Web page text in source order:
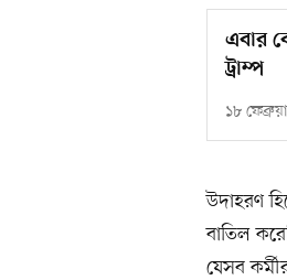
এবার
ট্রাম্প
১৮
উদাহরণ
বাতিল
যেসব